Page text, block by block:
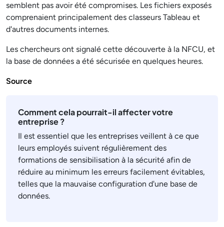
semblent pas avoir été compromises. Les fichiers exposés
comprenaient principalement des classeurs Tableau et
d'autres documents internes.
Les chercheurs ont signalé cette découverte à la NFCU, et
la base de données a été sécurisée en quelques heures.
Source
Comment cela pourrait-il affecter votre
entreprise ?
Il est essentiel que les entreprises veillent à ce que
leurs employés suivent régulièrement des
formations de sensibilisation à la sécurité afin de
réduire au minimum les erreurs facilement évitables,
telles que la mauvaise configuration d'une base de
données.